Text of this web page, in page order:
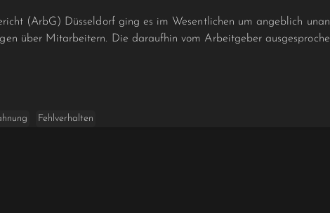
(ArbG) Düsseldorf ging es im Wesentlichen um angeblich
über Mitarbeitern. Die daraufhin vom Arbeitgeber
Fehlverhalten